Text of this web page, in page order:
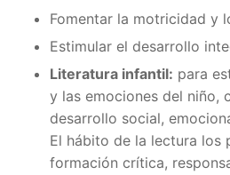
Fomentar la motricidad y
Estimular el desarrollo
Literatura infantil: para
y las emociones del niño,
desarrollo social,
El hábito de la lectura los
formación crítica,